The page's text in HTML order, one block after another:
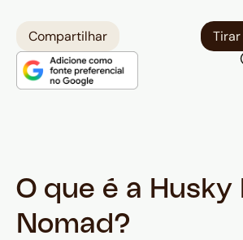
Compartilhar
O que é a Husky
Nomad?